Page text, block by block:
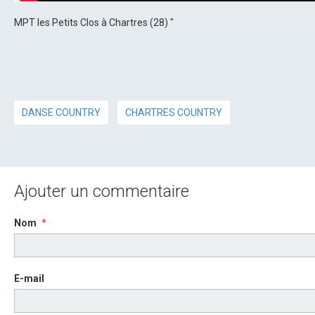
MPT les Petits Clos à Chartres (28) "
DANSE COUNTRY CHARTRES COUNTRY
Ajouter un commentaire
Nom
E-mail